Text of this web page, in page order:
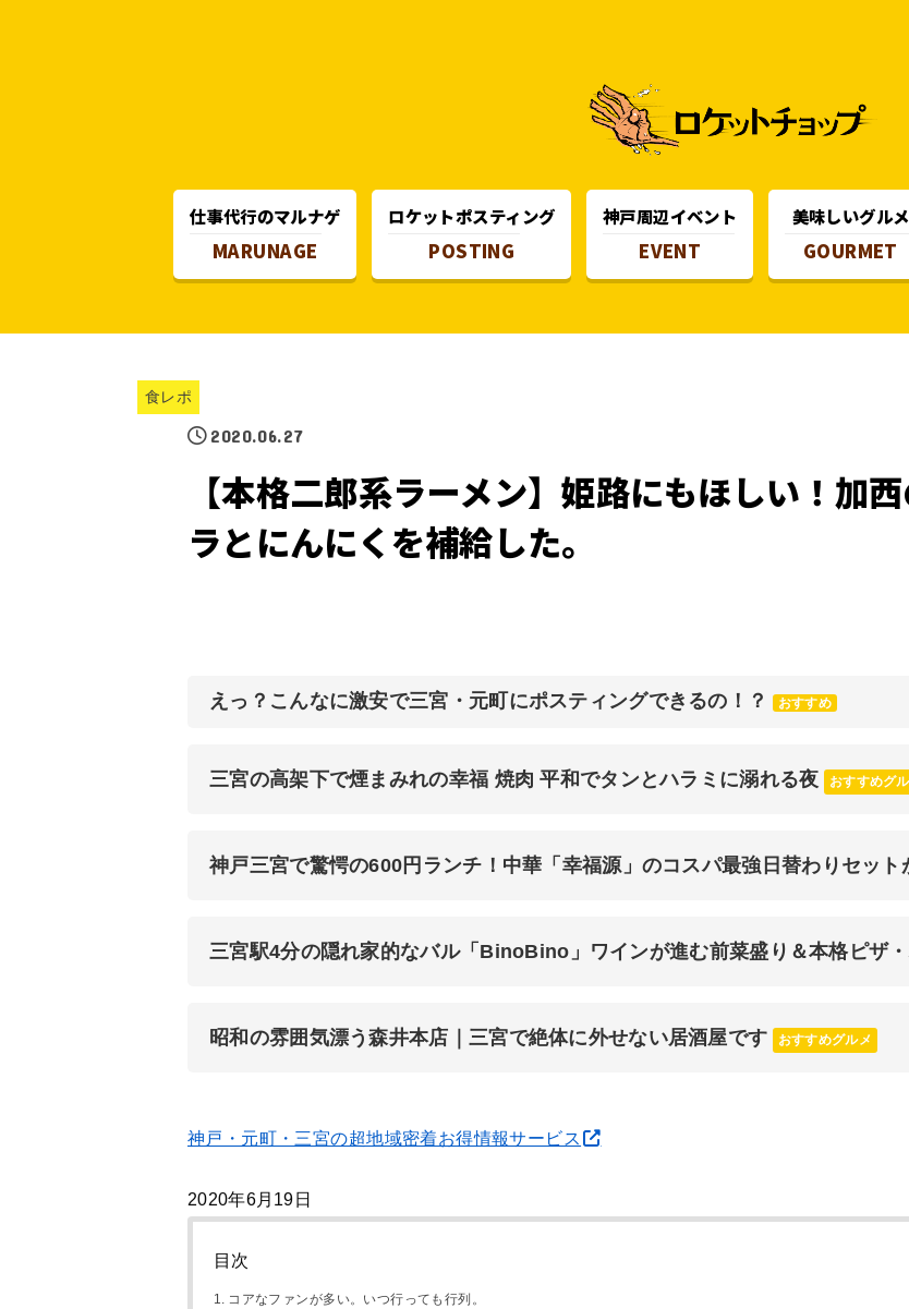
仕事代行のマルナゲ
MARUNAGE
ロケットポスティング
POSTING
神戸周辺イベント
EVENT
美味しいグルメ
GOURMET
食レポ
2020.06.27
【本格二郎系ラーメン】姫路にもほしい！
ラとにんにくを補給した。
えっ？こんなに激安で三宮・元町にポスティングできるの！？ おすすめ
三宮の高架下で煙まみれの幸福 焼肉 平和でタンとハラミに溺れる夜 おすすめグ
神戸三宮で驚愕の600円ランチ！中華「幸福源」のコスパ最強日替わりセット
三宮駅4分の隠れ家的なバル「BinoBino」ワインが進む前菜盛り＆本格ピザ
昭和の雰囲気漂う森井本店｜三宮で絶体に外せない居酒屋です おすすめグルメ
神戸・元町・三宮の超地域密着お得情報サービス
2020年6月19日
目次
コアなファンが多い。いつ行っても行列。